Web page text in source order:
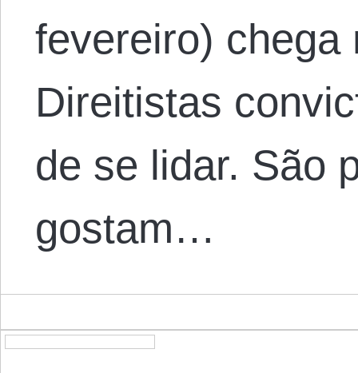
fevereiro) chega
Direitistas
de se lidar. São
gostam…